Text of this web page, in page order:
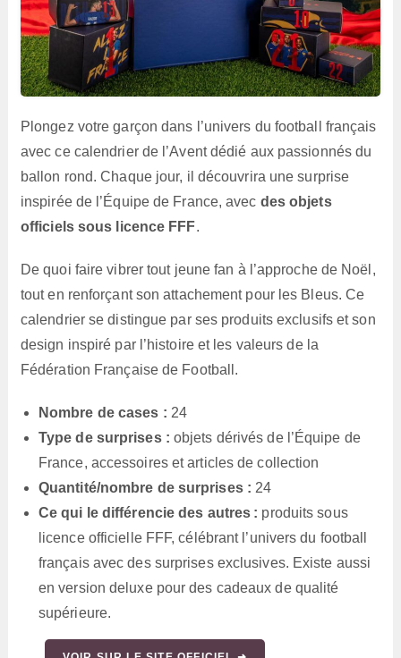
Plongez votre garçon dans l’univers du football français
avec ce calendrier de l’Avent dédié aux passionnés du
ballon rond. Chaque jour, il découvrira une surprise
inspirée de l’Équipe de France, avec des objets
officiels sous licence FFF.
De quoi faire vibrer tout jeune fan à l’approche de Noël,
tout en renforçant son attachement pour les Bleus. Ce
calendrier se distingue par ses produits exclusifs et son
design inspiré par l’histoire et les valeurs de la
Fédération Française de Football.
Nombre de cases : 24
Type de surprises : objets dérivés de l’Équipe de
France, accessoires et articles de collection
Quantité/nombre de surprises : 24
Ce qui le différencie des autres : produits sous
licence officielle FFF, célébrant l’univers du football
français avec des surprises exclusives. Existe aussi
en version deluxe pour des cadeaux de qualité
supérieure.